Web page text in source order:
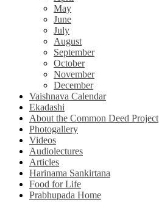
May
June
July
August
September
October
November
December
Vaishnava Calendar
Ekadashi
About the Common Deed Project
Photogallery
Videos
Audiolectures
Articles
Harinama Sankirtana
Food for Life
Prabhupada Home